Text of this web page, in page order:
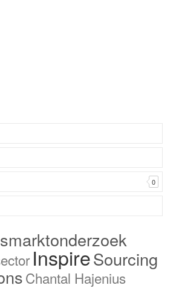
0
InspireSourcing
Chantal Hajenius